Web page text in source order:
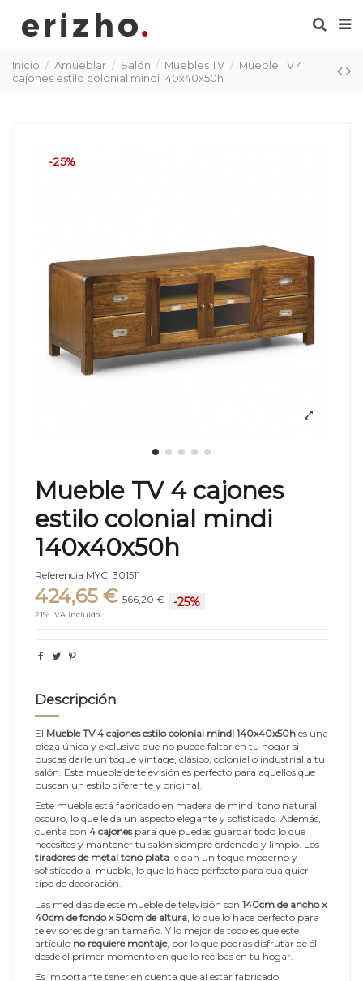
Inicio Amueblar Salón Muebles TV
Mueble TV 4
cajones estilo colonial mindi 140x40x50h
-25%
Mueble TV 4 cajones
estilo colonial mindi
140x40x50h
Referencia MYC_301511
424,65 € 566,20 € -25%
21% IVA incluido
Descripción
El Mueble TV 4 cajones estilo colonial mindi 140x40x50h es una
pieza única y exclusiva que no puede faltar en tu hogar si
buscas darle un toque vintage, clásico, colonial o industrial a tu
salón. Este mueble de televisión es perfecto para aquellos que
buscan un estilo diferente y original.
Este mueble está fabricado en madera de mindi tono natural
oscuro, lo que le da un aspecto elegante y sofisticado. Además,
cuenta con 4 cajonespara que puedas guardar todo lo que
necesites y mantener tu salón siempre ordenado y limpio. Los
tiradores de metal tono plata le dan un toque moderno y
sofisticado al mueble, lo que lo hace perfecto para cualquier
tipo de decoración.
Las medidas de este mueble de televisión son 140cm de ancho x
40cm de fondo x 50cm de altura , lo que lo hace perfecto para
televisores de gran tamaño. Y lo mejor de todo es que este
artículo no requiere montaje, por lo que podrás disfrutar de él
desde el primer momento en que lo recibas en tu hogar.
Es importante tener en cuenta que al estar fabricado